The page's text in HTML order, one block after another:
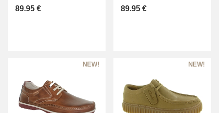
89.95 € 89.95 €